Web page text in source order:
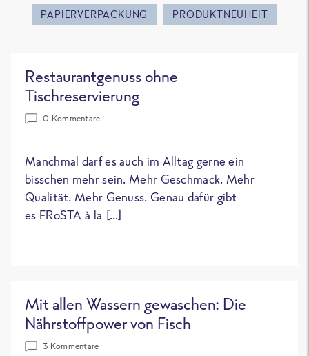
PAPIERVERPACKUNG PRODUKTNEUHEIT
Restaurantgenuss ohne
Tischreservierung
0 Kommentare
Manchmal darf es auch im Alltag gerne ein
bisschen mehr sein. Mehr Geschmack. Mehr
Qualität. Mehr Genuss. Genau dafür gibt
es FRoSTA à la […]
Mit allen Wassern gewaschen: Die
Nährstoffpower von Fisch
3 Kommentare